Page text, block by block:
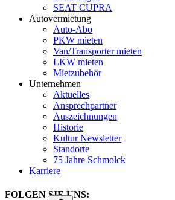
SEAT CUPRA
Autovermietung
Auto-Abo
PKW mieten
Van/Transporter mieten
LKW mieten
Mietzubehör
Unternehmen
Aktuelles
Ansprechpartner
Auszeichnungen
Historie
Kultur Newsletter
Standorte
75 Jahre Schmolck
Karriere
FOLGEN SIE UNS: